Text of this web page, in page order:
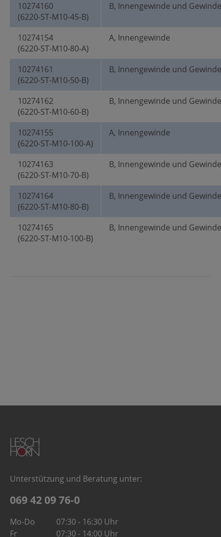
10274160
(6220-ST-M10-45-B)
B, Innengewinde und
10274154
(6220-ST-M10-80-A)
A, Innengewinde
10274161
(6220-ST-M10-50-B)
B, Innengewinde und
10274162
(6220-ST-M10-60-B)
B, Innengewinde und
10274155
(6220-ST-M10-100-A)
A, Innengewinde
10274163
(6220-ST-M10-70-B)
B, Innengewinde und
10274164
(6220-ST-M10-80-B)
B, Innengewinde und
10274165
(6220-ST-M10-100-B)
B, Innengewinde und
Unterstützung und Beratung unter:
069 42 09 76-0
Mo-Do
07:30 - 16:30 Uhr
Fr
07:30 - 14:00 Uhr